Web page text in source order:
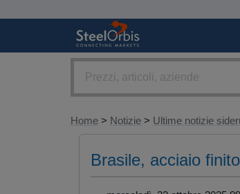
Home > Notizie > Ultime notizie
Brasile, acciaio